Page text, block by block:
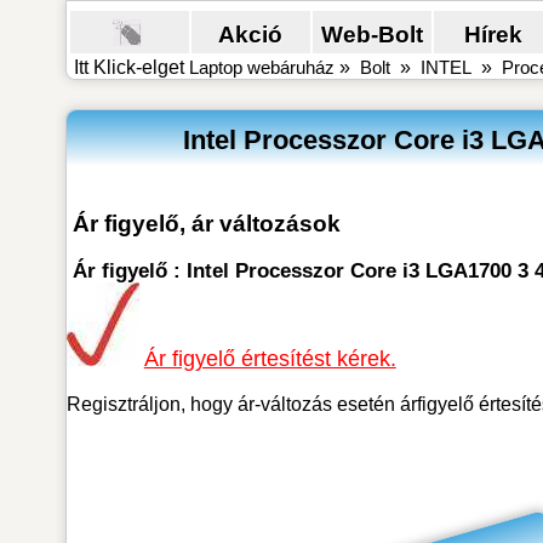
Akció Web-Bolt Hírek
Itt Klick-elget Laptop webáruház » Bolt» INTEL»
Intel Processzor Core i3
Ár figyelő, ár változások
Ár figyelő : Intel Processzor Core i3 LGA1700 3
Ár figyelő értesítést kérek.
Regisztráljon, hogy ár-változás esetén árfigyelő